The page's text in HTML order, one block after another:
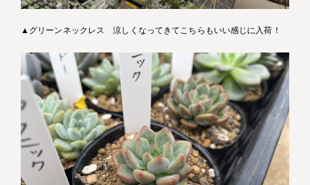
▲グリーンネックレス 涼しくなってきてこちらもいい感じに入荷！